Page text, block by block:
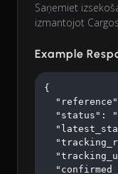
Saņemiet
izmantojot
Example
{
"status":